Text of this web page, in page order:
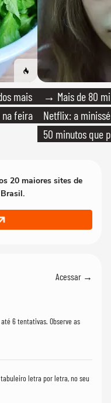
mais
na feira
→ Mais de 80
Netflix: a
50 minutos que
20 maiores sites de
Acessar →
6 tentativas. Observe as
letra por letra, no seu